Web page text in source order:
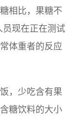
相比，果糖不
员现在正在测试
体重者的反应
，少吃含有果
糖饮料的大小